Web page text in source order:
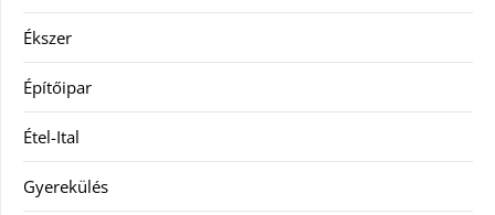
Ékszer
Építőipar
Étel-Ital
Gyerekülés